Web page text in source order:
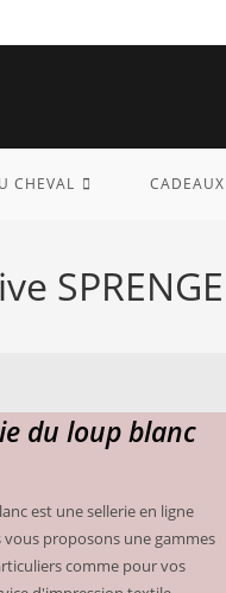
CHEVAL
du loup blanc
est une sellerie en ligne
proposons une gammes
comme pour vos